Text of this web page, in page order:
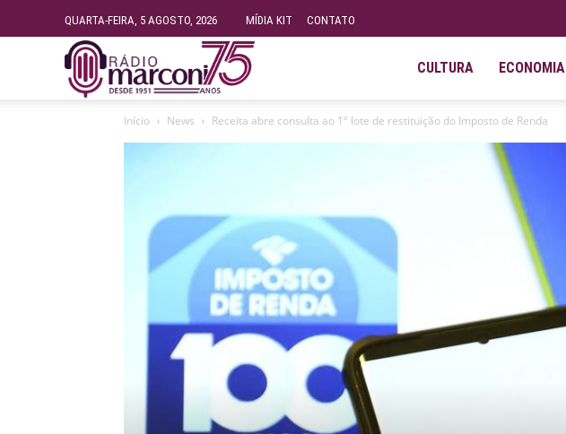
QUARTA-FEIRA, 5 AGOSTO, 2026 MÍDIA KIT CONTATO
Fundação
–
FM
99.9
CULTURA ECONOMIA
Início News Receita abre consulta ao 1º lote de restituição do Imposto de Renda